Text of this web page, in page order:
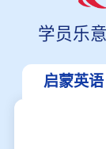
学员乐
启蒙英语